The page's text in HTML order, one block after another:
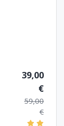
39,00
€
59,00
€